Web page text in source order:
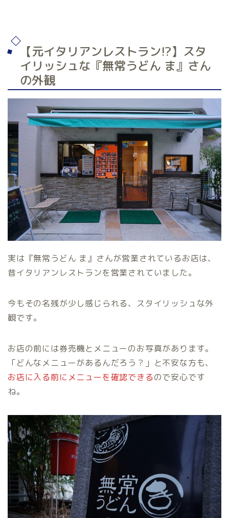
【元イタリアンレストラン!?】スタ
イリッシュな『無常うどん ま』さん
の外観
実は『無常うどん ま』さんが営業されているお店は、
昔イタリアンレストランを営業されていました。
今もその名残が少し感じられる、スタイリッシュな外
観です。
お店の前には券売機とメニューのお写真があります。
「どんなメニューがあるんだろう？」と不安な方も、
お店に入る前にメニューを確認できるので安心です
ね。